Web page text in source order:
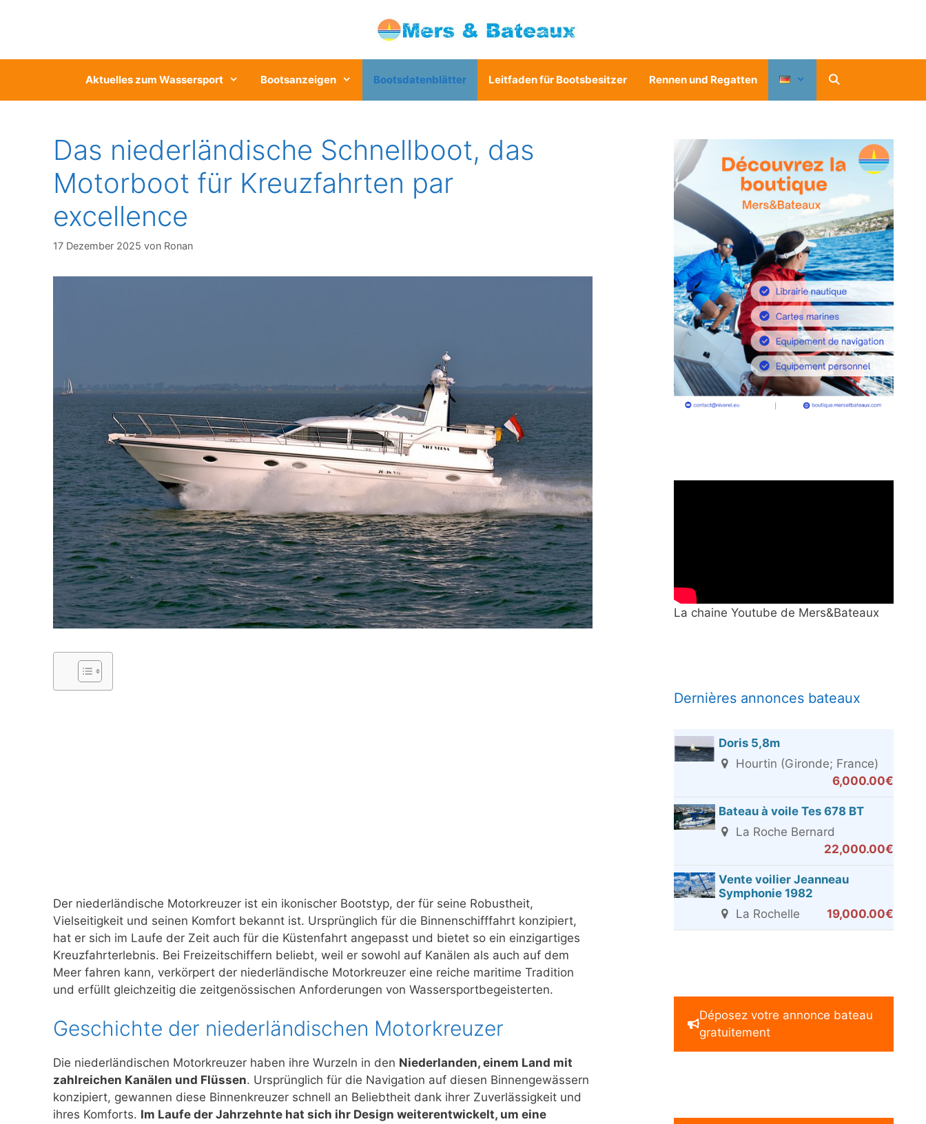
Aktuelles zum Wassersport Bootsanzeigen Bootsdatenblätter Leitfaden für Bootsbesitzer Rennen und Regatten
Das niederländische Schnellboot, das
Motorboot für Kreuzfahrten par
excellence
17 Dezember 2025 von Ronan
Der niederländische Motorkreuzer ist ein ikonischer Bootstyp, der für seine Robustheit,
Vielseitigkeit und seinen Komfort bekannt ist. Ursprünglich für die Binnenschifffahrt konzipiert,
hat er sich im Laufe der Zeit auch für die Küstenfahrt angepasst und bietet so ein einzigartiges
Kreuzfahrterlebnis. Bei Freizeitschiffern beliebt, weil er sowohl auf Kanälen als auch auf dem
Meer fahren kann, verkörpert der niederländische Motorkreuzer eine reiche maritime Tradition
und erfüllt gleichzeitig die zeitgenössischen Anforderungen von Wassersportbegeisterten.
Geschichte der niederländischen Motorkreuzer
Die niederländischen Motorkreuzer haben ihre Wurzeln in den Niederlanden, einem Land mit
zahlreichen Kanälen und Flüssen. Ursprünglich für die Navigation auf diesen Binnengewässern
konzipiert, gewannen diese Binnenkreuzer schnell an Beliebtheit dank ihrer Zuverlässigkeit und
ihres Komforts. Im Laufe der Jahrzehnte hat sich ihr Design weiterentwickelt, um eine
La chaine Youtube de Mers&Bateaux
Dernières annonces bateaux
Doris 5,8m
Hourtin (Gironde; France)
6,000.00€
Bateau à voile Tes 678 BT
La Roche Bernard
22,000.00€
Vente voilier Jeanneau
Symphonie 1982
La Rochelle
19,000.00€
Déposez votre annonce bateau
gratuitement